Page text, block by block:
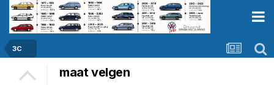
3C
maat velgen